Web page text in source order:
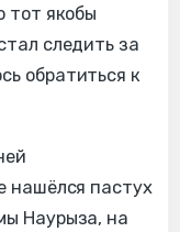
тот якобы
следить за
обратиться к
нашёлся пастух
Наурыза, на